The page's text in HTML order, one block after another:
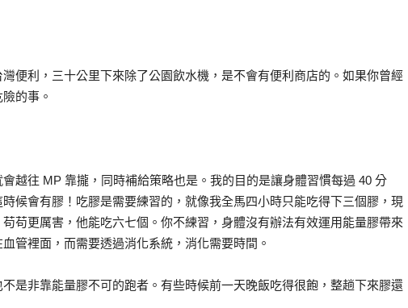
便利，三十公里下來除了公園飲水機，是不會有便利商店的。如果你曾經
的事。
越往 MP 靠攏，同時補給策略也是。我的目的是讓身體習慣每過 40 分
候會有膠！吃膠是需要練習的，就像我全馬四小時只能吃得下三個膠，現
苟更厲害，他能吃六七個。你不練習，身體沒有辦法有效運用能量膠帶來
管裡面，而需要透過消化系統，消化需要時間。
是非靠能量膠不可的跑者。有些時候前一天晚飯吃得很飽，整趟下來膠還